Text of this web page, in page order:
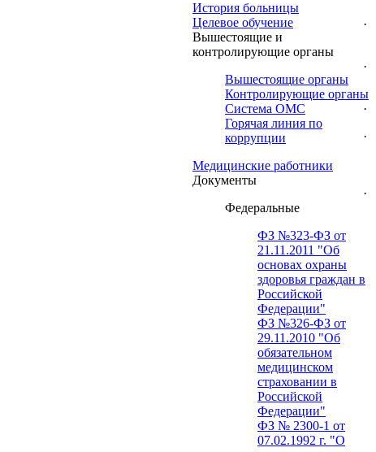
История больницы
Целевое обучение
Вышестоящие и
контролирующие органы
Вышестоящие органы
Контролирующие органы
Система ОМС
Горячая линия по
коррупции
Медицинские работники
Документы
Федеральные
ФЗ №323-ФЗ от
21.11.2011 "Об
основах охраны
здоровья граждан в
Российской
Федерации"
ФЗ №326-ФЗ от
29.11.2010 "Об
обязательном
медицинском
страховании в
Российской
Федерации"
ФЗ № 2300-1 от
07.02.1992 г. "О
·
·
·
·
·